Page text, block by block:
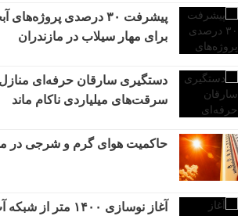
پیشرفت ۳۰ درصدی
برای مهار سیلاب در مازندران
دستگیری سارقان حرفه‌ای منازل
سرقت‌های میلیاردی ناکام ماند
حاکمیت هوای گرم و شرجی در